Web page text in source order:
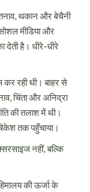
थकान और बेचैनी
मीडिया और
देती है। धीरे-धीरे
रही थी। बाहर से
चिंता और अनिद्रा
की तलाश में थी।
तक पहुँचाया।
नहीं, बल्कि
की ऊर्जा के